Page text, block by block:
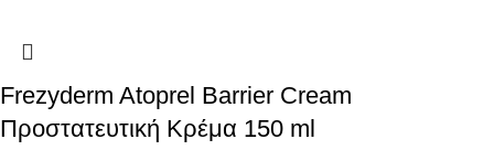
Frezyderm Atoprel Barrier Cream
Προστατευτική Κρέμα 150 ml